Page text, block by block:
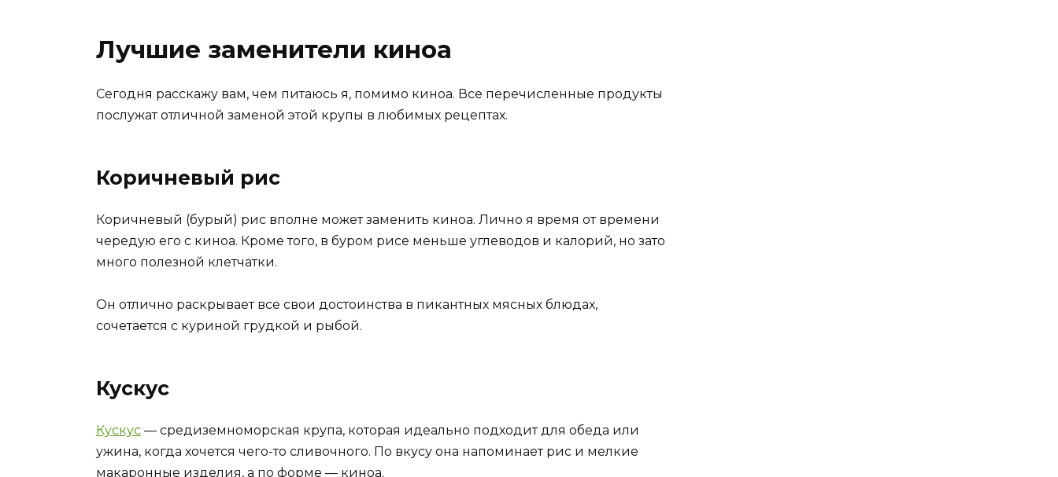
Лучшие заменители киноа
Сегодня расскажу вам, чем питаюсь я, помимо киноа. Все перечисленные продукты
послужат отличной заменой этой крупы в любимых рецептах.
Коричневый рис
Коричневый (бурый) рис вполне может заменить киноа. Лично я время от времени
чередую его с киноа. Кроме того, в буром рисе меньше углеводов и калорий, но зато
много полезной клетчатки.
Он отлично раскрывает все свои достоинства в пикантных мясных блюдах,
сочетается с куриной грудкой и рыбой.
Кускус
Кускус — средиземноморская крупа, которая идеально подходит для обеда или
ужина, когда хочется чего-то сливочного. По вкусу она напоминает рис и мелкие
макаронные изделия, а по форме — киноа.